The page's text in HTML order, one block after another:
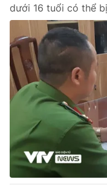
Pháp luật
Y tế
Thế giới
Tin tức
Thế giới đó đây
Câu chuyện quốc tế
Kinh tế
Tài chính
Thị trường
Dữ liệu và đời sống
dưới 16 tuổi có thể